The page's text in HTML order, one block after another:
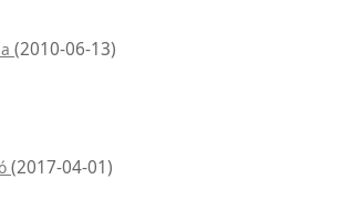
(2010-06-13)
(2017-04-01)